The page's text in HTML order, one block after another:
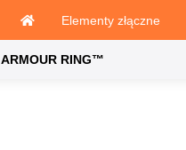
Elementy złączne
ARMOUR RING™